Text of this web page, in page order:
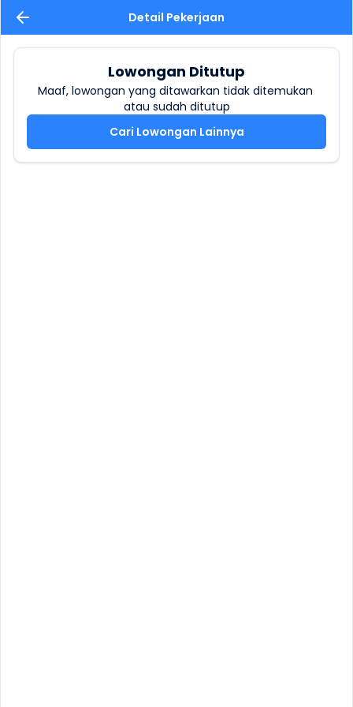
Detail Pekerjaan
Lowongan Ditutup
Maaf, lowongan yang ditawarkan tidak ditemukan
atau sudah ditutup
Cari Lowongan Lainnya